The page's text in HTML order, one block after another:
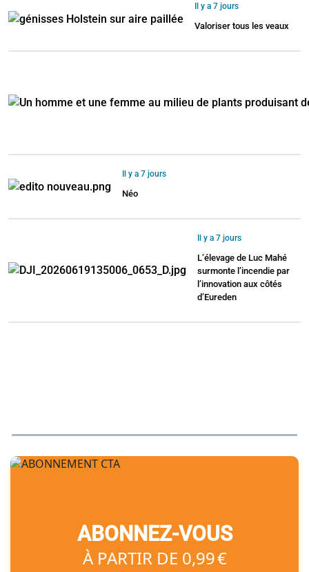
Il y a 7 jours
Valoriser tous les veaux
Il y a 7 jours
Néo
Il y a 7 jours
L’élevage de Luc Mahé
surmonte l’incendie par
l’innovation aux côtés
d’Eureden
ABONNEZ-VOUS
À PARTIR DE 0,99 €